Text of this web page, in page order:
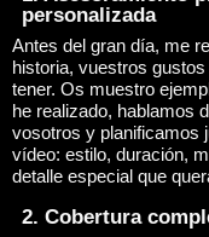
personalizada
Antes del gran día, me
historia, vuestros
tener. Os muestro
he realizado, hablamos
vosotros y planificamos
vídeo: estilo, duración,
detalle especial que
2. Cobertura